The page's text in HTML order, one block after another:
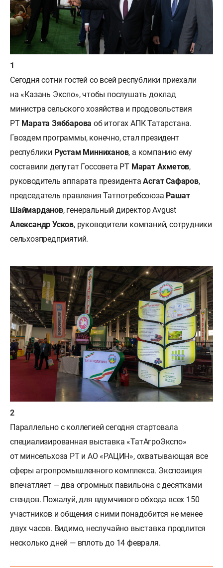
Сегодня сотни гостей со всей республики приехали
на «Казань Экспо», чтобы послушать доклад
министра сельского хозяйства и продовольствия
РТ Марата Зяббароваоб итогах АПК Татарстана.
Гвоздем программы, конечно, стал президент
республики Рустам Минниханов, а компанию ему
составили депутат Госсовета РТ Марат Ахметов,
руководитель аппарата президента Асгат Сафаров,
председатель правления Татпотребсоюза Рашат
Шаймарданов, генеральный директор Avgust
Александр Усков, руководители компаний, сотрудники
сельхозпредприятий.
Параллельно с коллегией сегодня стартовала
специализированная выставка «ТатАгроЭкспо»
от минсельхоза РТ и АО «РАЦИН», охватывающая все
сферы агропромышленного комплекса. Экспозиция
впечатляет — два огромных павильона с десятками
стендов. Пожалуй, для вдумчивого обхода всех 150
участников и общения с ними понадобится не менее
двух часов. Видимо, неслучайно выставка продлится
несколько дней — вплоть до 14 февраля.